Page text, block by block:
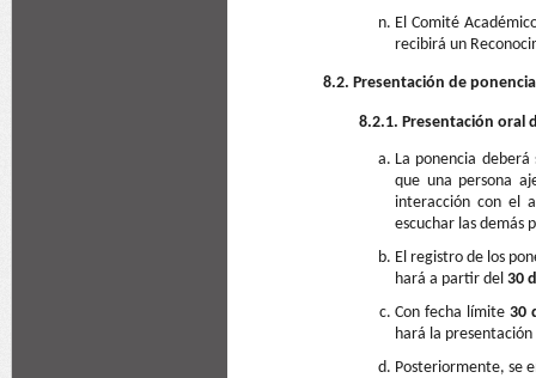
El Comité
recibirá un
8.2. Presentación de
8.2.1. Presentación oral
La ponencia
que una persona
interacción con el
escuchar las demás
El registro de los
hará a partir del 30
Con fecha límite30
hará la
Posteriormente, se